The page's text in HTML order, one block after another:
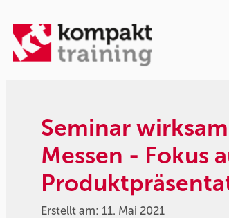
Seminar
Messen - Fokus
Erstellt am: 11. Mai 2021